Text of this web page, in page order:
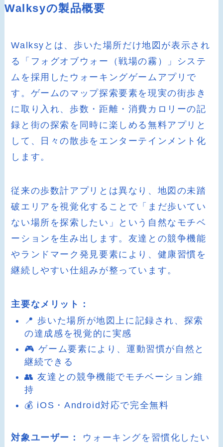
Walksyの製品概要
Walksyとは、歩いた場所だけ地図が表示され
る「フォグオブウォー（戦場の霧）」システ
ムを採用したウォーキングゲームアプリで
す。ゲームのマップ探索要素を現実の街歩き
に取り入れ、歩数・距離・消費カロリーの記
録と街の探索を同時に楽しめる無料アプリと
して、日々の散歩をエンターテインメント化
します。
従来の歩数計アプリとは異なり、地図の未踏
破エリアを視覚化することで「まだ歩いてい
ない場所を探索したい」という自然なモチベ
ーションを生み出します。友達との競争機能
やランドマーク発見要素により、健康習慣を
継続しやすい仕組みが整っています。
主要なメリット：
📍 歩いた場所が地図上に記録され、探索
の達成感を視覚的に実感
🎮 ゲーム要素により、運動習慣が自然と
継続できる
👥 友達との競争機能でモチベーション維
持
💰 iOS・Android対応で完全無料
対象ユーザー：
ウォーキングを習慣化したい